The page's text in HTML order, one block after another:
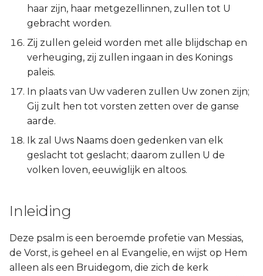
haar zijn, haar metgezellinnen, zullen tot U
gebracht worden.
Zij zullen geleid worden met alle blijdschap en
verheuging, zij zullen ingaan in des Konings
paleis.
In plaats van Uw vaderen zullen Uw zonen zijn;
Gij zult hen tot vorsten zetten over de ganse
aarde.
Ik zal Uws Naams doen gedenken van elk
geslacht tot geslacht; daarom zullen U de
volken loven, eeuwiglijk en altoos.
Inleiding
Deze psalm is een beroemde profetie van Messias,
de Vorst, is geheel en al Evangelie, en wijst op Hem
alleen als een Bruidegom, die zich de kerk